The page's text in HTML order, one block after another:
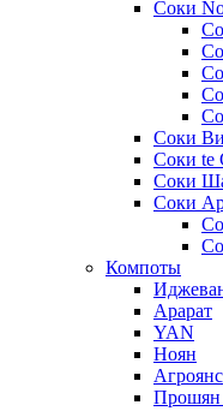
Соки
Соки
Соки te
Соки
Соки
Компоты
Арарат
YAN
Ноян
Агроянс